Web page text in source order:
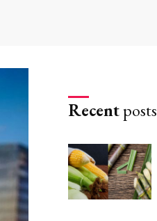
Recentposts